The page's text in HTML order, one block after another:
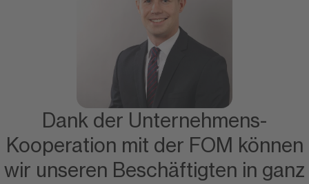
Dank der Unternehmens-
Kooperation mit der FOM können
wir unseren Beschäftigten in ganz